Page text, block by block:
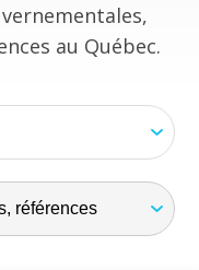
au Québec.